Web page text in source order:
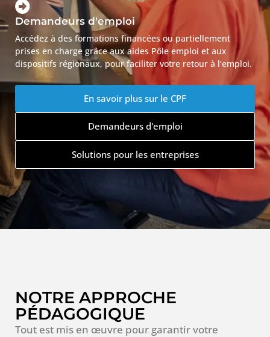
Demandeurs d'emploi
Accédez à des formations financées ou partiellement
prises en charge grâce aux aides Pôle emploi et aux
dispositifs régionaux, pour faciliter votre retour à l’emploi.
En savoir plus sur le CPF
Demandeurs d'emploi
Solutions pour les entreprises
NOTRE APPROCHE
PÉDAGOGIQUE
Tout est mis en œuvre pour garantir votre